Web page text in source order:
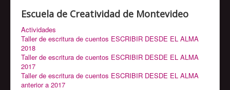
Escuela de Creatividad de Montevideo
Actividades
Taller de escritura de cuentos ESCRIBIR DESDE EL ALMA
2018
Taller de escritura de cuentos ESCRIBIR DESDE EL ALMA
2017
Taller de escritura de cuentos ESCRIBIR DESDE EL ALMA
anterior a 2017